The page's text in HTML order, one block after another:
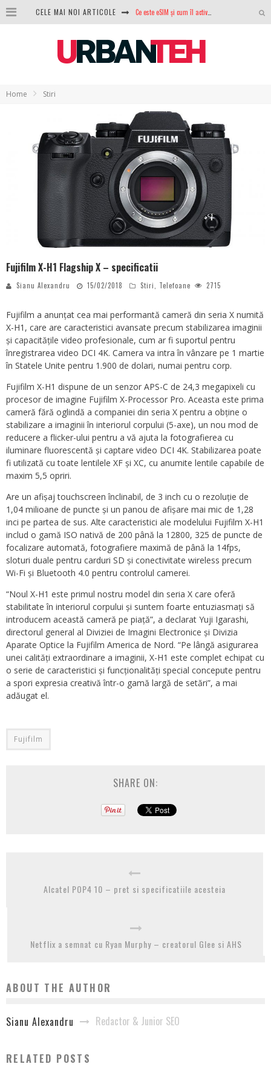
CELE MAI NOI ARTICOLE Ce este eSIM și cum îl activezi pe telefon? Ghid complet pentru Android și iPhone
Analiza producției fotovoltaice în România – cât produce un sistem solar pe timp de iarnă?
NVIDIA avertizează: memoria RAM și SSD-urile ar putea deveni și mai scumpe în perioada următoare
GTA VI poate fi precomandat oficial. Rockstar dezvăluie edițiile oficiale și bonusurile pe care le primești
Home Stiri
Fujifilm X-H1 Flagship X – specificatii
Sianu Alexandru 15/02/2018 Stiri, Telefoane 2715
Fujifilm a anunțat cea mai performantă cameră din seria X numită
X-H1, care are caracteristici avansate precum stabilizarea imaginii
și capacitățile video profesionale, cum ar fi suportul pentru
înregistrarea video DCI 4K. Camera va intra în vânzare pe 1 martie
în Statele Unite pentru 1.900 de dolari, numai pentru corp.
Fujifilm X-H1 dispune de un senzor APS-C de 24,3 megapixeli cu
procesor de imagine Fujifilm X-Processor Pro. Aceasta este prima
cameră fără oglindă a companiei din seria X pentru a obține o
stabilizare a imaginii în interiorul corpului (5-axe), un nou mod de
reducere a flicker-ului pentru a vă ajuta la fotografierea cu
iluminare fluorescentă și captare video DCI 4K. Stabilizarea poate
fi utilizată cu toate lentilele XF și XC, cu anumite lentile capabile de
maxim 5,5 opriri.
Are un afișaj touchscreen înclinabil, de 3 inch cu o rezoluție de
1,04 milioane de puncte și un panou de afișare mai mic de 1,28
inci pe partea de sus. Alte caracteristici ale modelului Fujifilm X-H1
includ o gamă ISO nativă de 200 până la 12800, 325 de puncte de
focalizare automată, fotografiere maximă de până la 14fps,
sloturi duale pentru carduri SD și conectivitate wireless precum
Wi-Fi și Bluetooth 4.0 pentru controlul camerei.
“Noul X-H1 este primul nostru model din seria X care oferă
stabilitate în interiorul corpului și suntem foarte entuziasmați să
introducem această cameră pe piață”, a declarat Yuji Igarashi,
directorul general al Diviziei de Imagini Electronice și Divizia
Aparate Optice la Fujifilm America de Nord. “Pe lângă asigurarea
unei calități extraordinare a imaginii, X-H1 este complet echipat cu
o serie de caracteristici și funcționalități special concepute pentru
a spori expresia creativă într-o gamă largă de setări”, a mai
adăugat el.
Fujifilm
SHARE ON:
Alcatel POP4 10 – pret si specificatiile acesteia
Netflix a semnat cu Ryan Murphy – creatorul Glee si AHS
ABOUT THE AUTHOR
Sianu Alexandru Redactor & Junior SEO
RELATED POSTS